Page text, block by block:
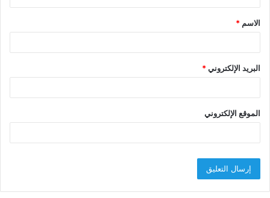
ق
*
الاسم *
البريد الإلكتروني*
الموقع الإلكتروني